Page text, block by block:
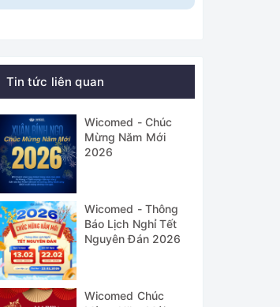
Tin tức liên quan
Wicomed - Chúc
Mừng Năm Mới
2026
Wicomed - Thông
Báo Lịch Nghỉ Tết
Nguyên Đán 2026
Wicomed Chúc